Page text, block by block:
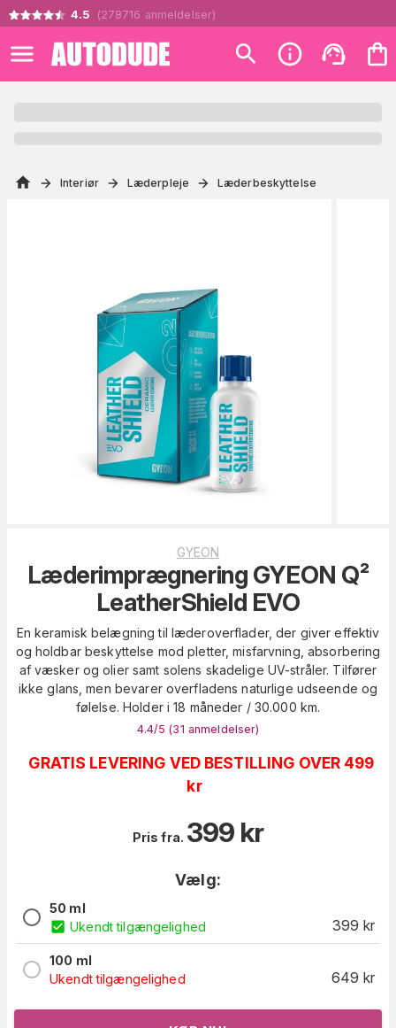
4.5 (278716 anmeldelser)
Interiør Læderpleje Læderbeskyttelse
GYEON
Læderimprægnering GYEON Q²
LeatherShield EVO
En keramisk belægning til læderoverflader, der giver effektiv
og holdbar beskyttelse mod pletter, misfarvning, absorbering
af væsker og olier samt solens skadelige UV-stråler. Tilfører
ikke glans, men bevarer overfladens naturlige udseende og
følelse. Holder i 18 måneder / 30.000 km.
4.4/5 (31 anmeldelser)
GRATIS LEVERING VED BESTILLING OVER 499
kr
Pris fra. 399 kr
Vælg:
50 ml
Ukendt tilgængelighed
399 kr
100 ml
Ukendt tilgængelighed
649 kr